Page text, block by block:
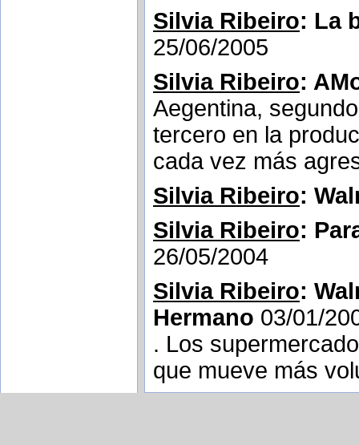
Silvia Ribeiro: La
25/06/2005
Silvia Ribeiro:
Aegentina,
tercero en la
cada vez más
Silvia Ribeiro:
Silvia Ribeiro:
26/05/2004
Silvia Ribeiro:
Hermano 03/01/
. Los
que mueve más